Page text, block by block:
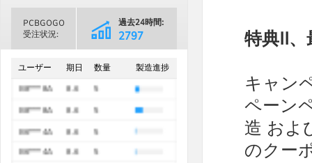
13
14 16 17 18
27
28 29 30
2026年 10月
October
日
月 火 水 金
2
9
10 12 13 14
25 26 28
29
30
31
日
月 火 水 金
1
2 4
PCBGOGO
受注状況:
過去24時間:
2797
過去30日間
68895
ユーザー 期日 数量 製造進捗
B8***8A
5
B8***8A
8.6
5
B8***8A
8.6
5
B8***8A
8.6
5
B8***8A
8.6
5
B6***4A
8.6
5
B6***4A
8.6
5
特典II、
キャン
ペーン
造 およ
のクー